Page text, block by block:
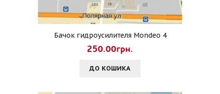
Бачок гидроусилителя Mondeo 4
250.00грн.
ДО КОШИКА